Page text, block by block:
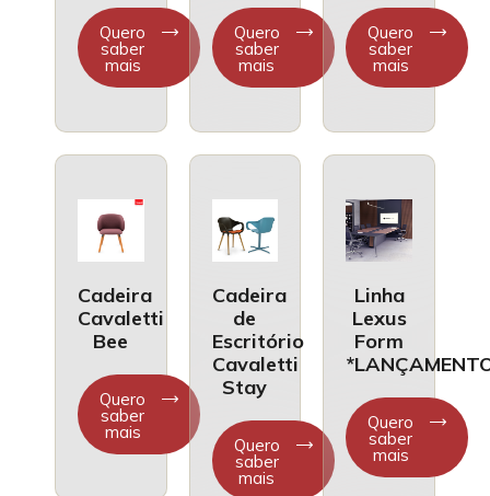
Quero
saber
mais
Quero
saber
mais
Quero
saber
mais
Cadeira
Cavaletti
Bee
Quero
saber
mais
Cadeira
de
Escritório
Cavaletti
Stay
Quero
saber
mais
Linha
Lexus
Form
Quero
saber
mais